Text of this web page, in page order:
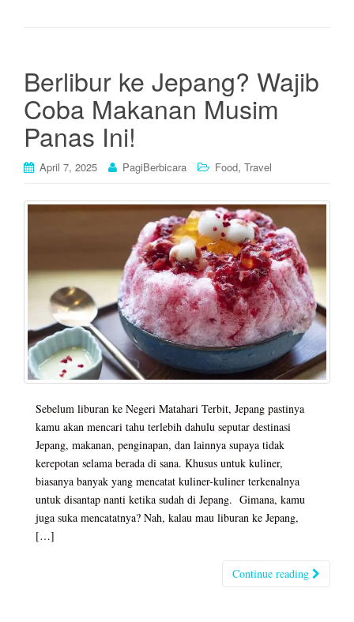
Berlibur ke Jepang? Wajib
Coba Makanan Musim
Panas Ini!
April 7, 2025 PagiBerbicara Food, Travel
Sebelum liburan ke Negeri Matahari Terbit, Jepang pastinya
kamu akan mencari tahu terlebih dahulu seputar destinasi
Jepang, makanan, penginapan, dan lainnya supaya tidak
kerepotan selama berada di sana. Khusus untuk kuliner,
biasanya banyak yang mencatat kuliner-kuliner terkenalnya
untuk disantap nanti ketika sudah di Jepang. Gimana, kamu
juga suka mencatatnya? Nah, kalau mau liburan ke Jepang,
[…]
Continue reading